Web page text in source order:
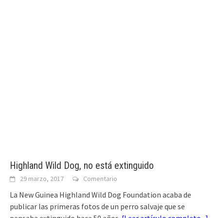
Highland Wild Dog, no está extinguido
29 marzo, 2017 Comentario
La New Guinea Highland Wild Dog Foundation acaba de
publicar las primeras fotos de un perro salvaje que se